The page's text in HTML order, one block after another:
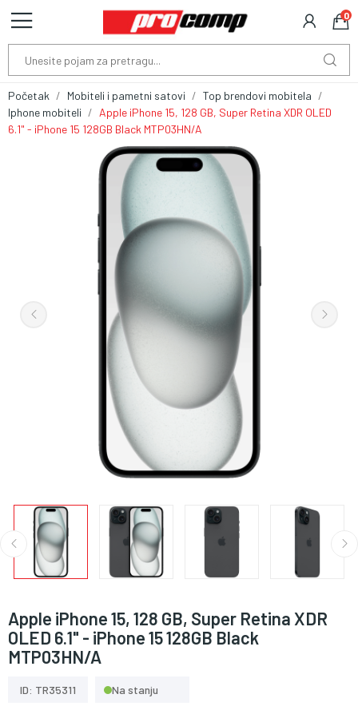
0
Početak Mobiteli i pametni satovi
Top brendovi mobitela
Iphone mobiteli
Apple iPhone 15, 128 GB, Super Retina XDR OLED
6.1" - iPhone 15 128GB Black MTP03HN/A
Apple iPhone 15, 128 GB, Super Retina XDR
OLED 6.1" - iPhone 15 128GB Black
MTP03HN/A
ID: TR35311 Na stanju